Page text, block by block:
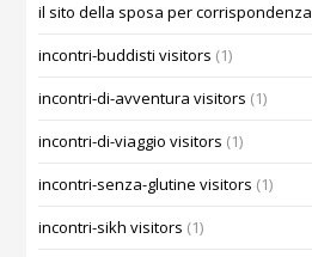
il sito della sposa per corrispondenza
incontri-buddisti visitors (1)
incontri-di-avventura visitors (1)
incontri-di-viaggio visitors (1)
incontri-senza-glutine visitors (1)
incontri-sikh visitors (1)